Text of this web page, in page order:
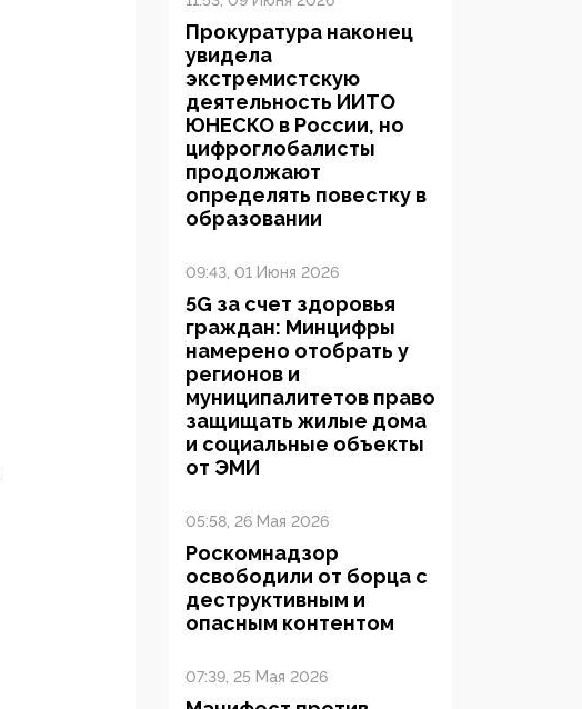
Прокуратура наконец
увидела
экстремистскую
деятельность ИИТО
ЮНЕСКО в России, но
цифроглобалисты
продолжают
определять повестку в
образовании
09:43, 01 Июня 2026
5G за счет здоровья
граждан: Минцифры
намерено отобрать у
регионов и
муниципалитетов право
защищать жилые дома
и социальные объекты
от ЭМИ
05:58, 26 Мая 2026
Роскомнадзор
освободили от борца с
деструктивным и
опасным контентом
07:39, 25 Мая 2026